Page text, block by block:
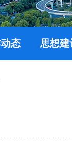
态 思想建